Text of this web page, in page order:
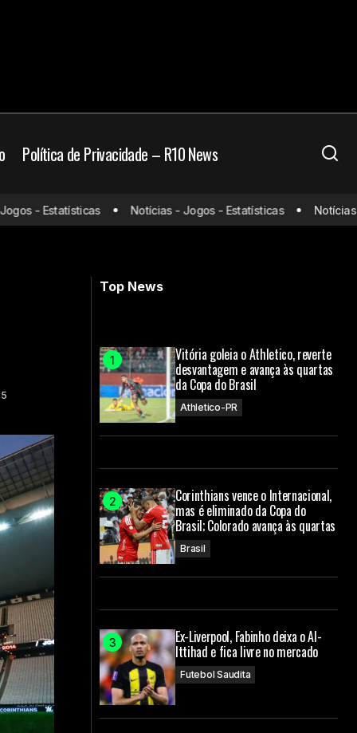
Política de Privacidade – R10 News
onde assistir e
Santos x Atlético-MG: onde assistir e
prováveis escalações
- Estatísticas Notícias - Jogos - Estatísticas Notícias -
Top News
Vitória goleia o Athletico, reverte
desvantagem e avança às quartas
da Copa do Brasil
Athletico-PR
Corinthians vence o Internacional,
mas é eliminado da Copa do
Brasil; Colorado avança às quartas
Brasil
Ex-Liverpool, Fabinho deixa o Al-
Ittihad e fica livre no mercado
Futebol Saudita